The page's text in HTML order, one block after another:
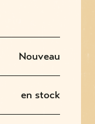
Nouveau
en stock